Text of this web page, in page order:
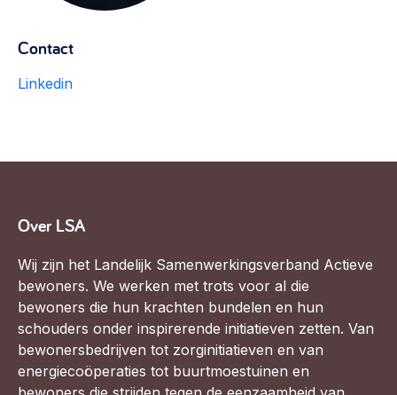
Werken aan de wijk, ABCD, WijkWijzer >
Weerbare gemeenschappen
ontmoetingsplekken >
Uitdaagrecht, gemeenschapsfondsen, lokale democratie >
Samenwerken en lokale politiek
Lobbyen, invloed uitoefenen, maatschappelijke impact >
Omgevingswet en gebiedsontwikkeling
invoering omgevingswet, participatie,
gebiedsontwikkeling>
Contact
Linkedin
Over LSA
Wij zijn het Landelijk Samenwerkingsverband Actieve
bewoners. We werken met trots voor al die
bewoners die hun krachten bundelen en hun
schouders onder inspirerende initiatieven zetten. Van
bewonersbedrijven tot zorginitiatieven en van
energiecoöperaties tot buurtmoestuinen en